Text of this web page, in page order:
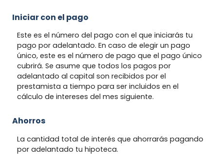
Iniciar con el pago
Este es el número del pago con el que iniciarás tu
pago por adelantado. En caso de elegir un pago
único, este es el número de pago que el pago único
cubrirá. Se asume que todos los pagos por
adelantado al capital son recibidos por el
prestamista a tiempo para ser incluidos en el
cálculo de intereses del mes siguiente.
Ahorros
La cantidad total de interés que ahorrarás pagando
por adelantado tu hipoteca.